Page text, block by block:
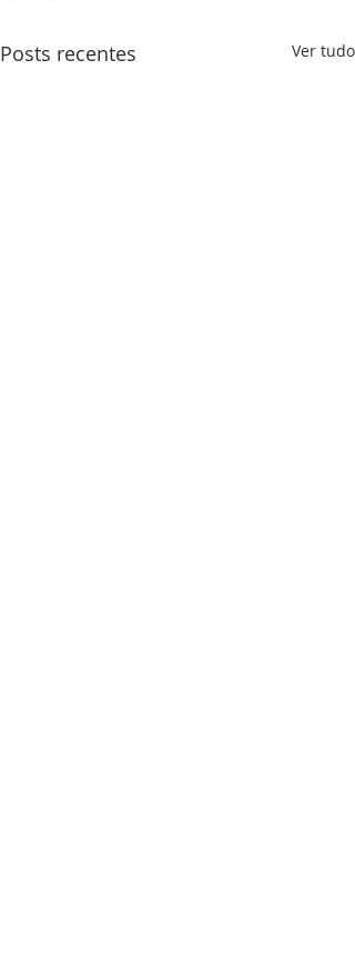
Posts recentes Ver tudo